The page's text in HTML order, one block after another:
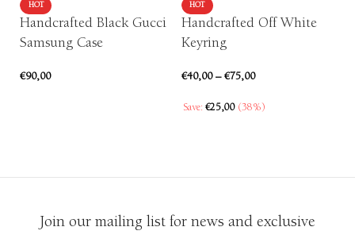
HOT
Handcrafted Black Gucci
Samsung Case
€90,00
HOT
Handcrafted Off White
Keyring
€40,00 – €75,00
Save: €25,00(38%)
Join our mailing list for news and exclusive